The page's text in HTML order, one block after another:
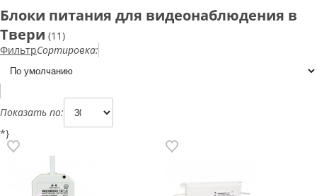
Блоки питания для видеонаблюдения в
Твери (11)
ФильтрСортировка:
Показать по:
*}